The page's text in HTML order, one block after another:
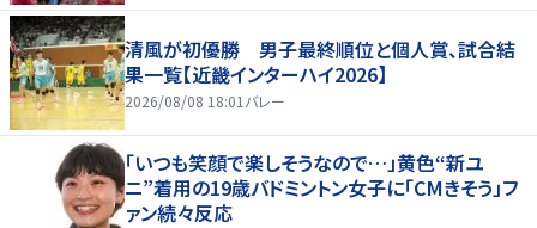
清風が初優勝 男子最終順位と個人賞、試合結
果一覧【近畿インターハイ2026】
2026/08/08 18:01 バレー
「いつも笑顔で楽しそうなので…」黄色“新ユ
ニ”着用の19歳バドミントン女子に「CMきそう」フ
ァン続々反応